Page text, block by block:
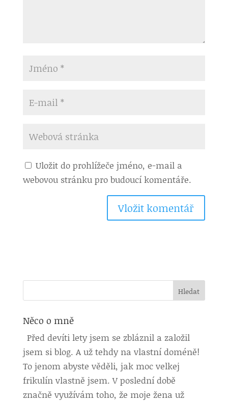
Uložit do prohlížeče jméno, e-mail a
webovou stránku pro budoucí komentáře.
Něco o mně
Před devíti lety jsem se zbláznil a založil
jsem si blog. A už tehdy na vlastní doméně!
To jenom abyste věděli, jak moc velkej
frikulín vlastně jsem. V poslední době
značně využívám toho, že moje žena už